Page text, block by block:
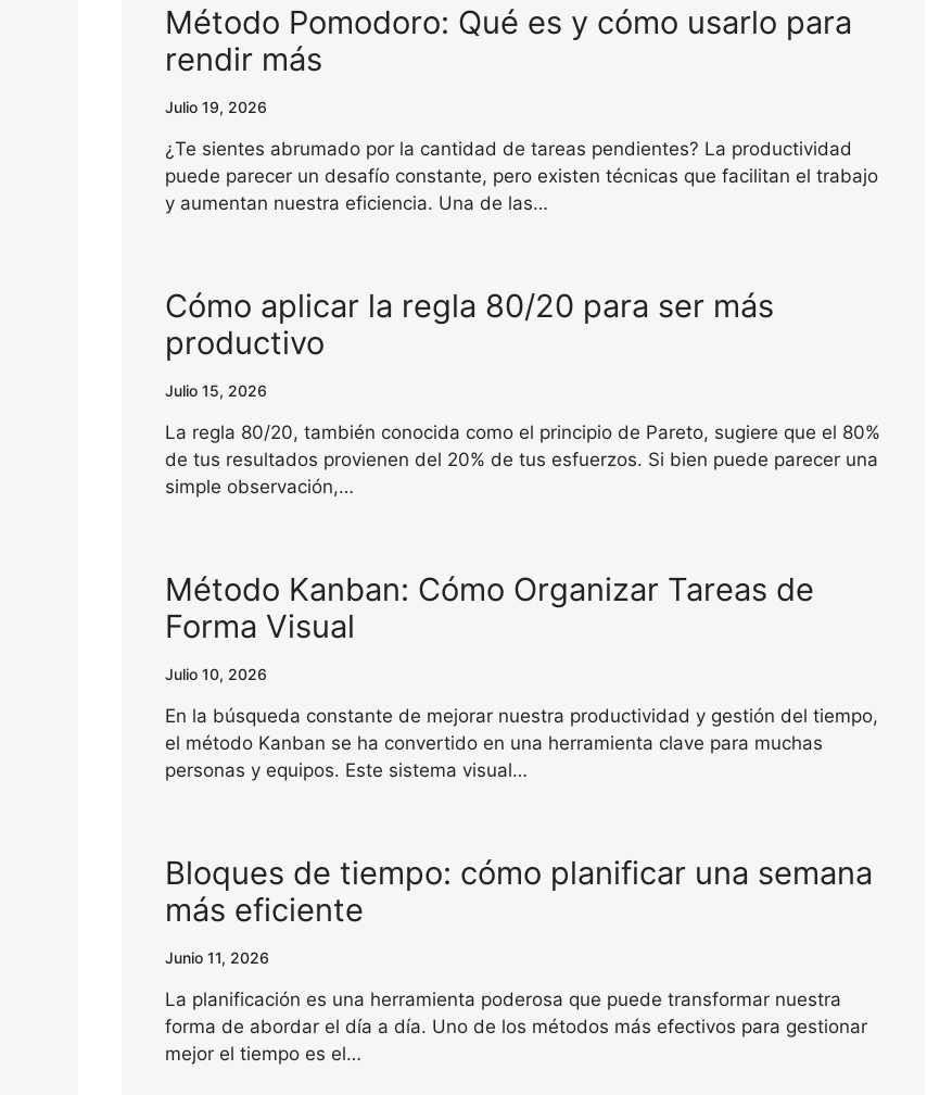
Método Pomodoro: Qué es y cómo usarlo para
rendir más
Julio 19, 2026
¿Te sientes abrumado por la cantidad de tareas pendientes? La productividad
puede parecer un desafío constante, pero existen técnicas que facilitan el trabajo
y aumentan nuestra eficiencia. Una de las…
Cómo aplicar la regla 80/20 para ser más
productivo
Julio 15, 2026
La regla 80/20, también conocida como el principio de Pareto, sugiere que el 80%
de tus resultados provienen del 20% de tus esfuerzos. Si bien puede parecer una
simple observación,…
Método Kanban: Cómo Organizar Tareas de
Forma Visual
Julio 10, 2026
En la búsqueda constante de mejorar nuestra productividad y gestión del tiempo,
el método Kanban se ha convertido en una herramienta clave para muchas
personas y equipos. Este sistema visual…
Bloques de tiempo: cómo planificar una semana
más eficiente
Junio 11, 2026
La planificación es una herramienta poderosa que puede transformar nuestra
forma de abordar el día a día. Uno de los métodos más efectivos para gestionar
mejor el tiempo es el…